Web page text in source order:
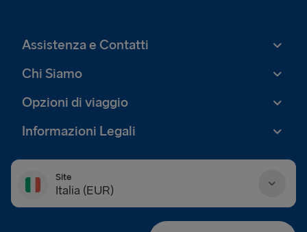
Assistenza e Contatti
Chi Siamo
Opzioni di viaggio
Informazioni Legali
Site
Italia (EUR)